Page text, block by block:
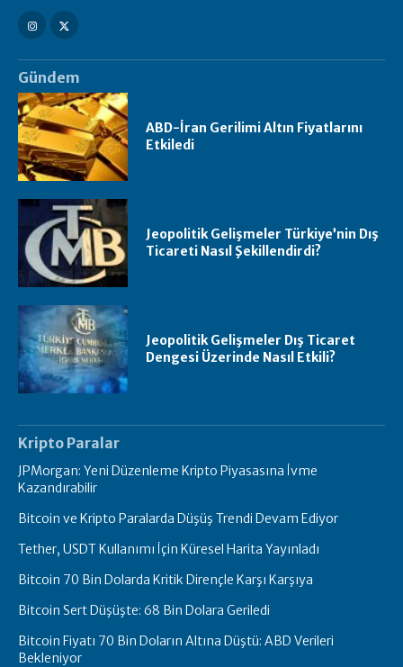
Gündem
ABD-İran Gerilimi Altın Fiyatlarını
Etkiledi
Jeopolitik Gelişmeler Türkiye’nin Dış
Ticareti Nasıl Şekillendirdi?
Jeopolitik Gelişmeler Dış Ticaret
Dengesi Üzerinde Nasıl Etkili?
Kripto Paralar
JPMorgan: Yeni Düzenleme Kripto Piyasasına İvme
Kazandırabilir
Bitcoin ve Kripto Paralarda Düşüş Trendi Devam Ediyor
Tether, USDT Kullanımı İçin Küresel Harita Yayınladı
Bitcoin 70 Bin Dolarda Kritik Dirençle Karşı Karşıya
Bitcoin Sert Düşüşte: 68 Bin Dolara Geriledi
Bitcoin Fiyatı 70 Bin Doların Altına Düştü: ABD Verileri
Bekleniyor